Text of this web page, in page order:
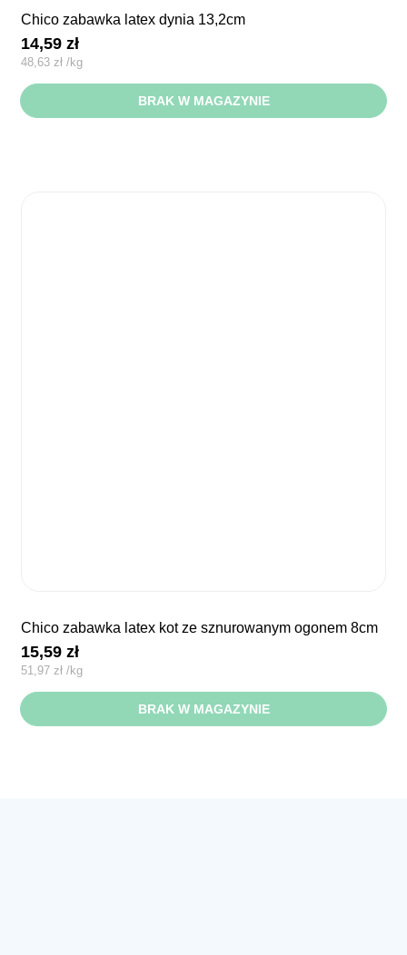
chico zabawka latex dynia 13,2cm
14,59zł
48,63zł /kg
BRAK W MAGAZYNIE
chico zabawka latex kot ze sznurowanym ogonem 8cm
15,59zł
51,97zł /kg
BRAK W MAGAZYNIE